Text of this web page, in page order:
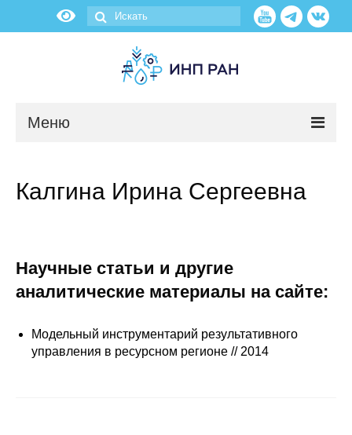
Меню
Научные подразделения
Сотрудники
Калгина Ирина Сергеевна
Научные статьи и другие
аналитические материалы на сайте:
Модельный инструментарий результативного
управления в ресурсном регионе // 2014